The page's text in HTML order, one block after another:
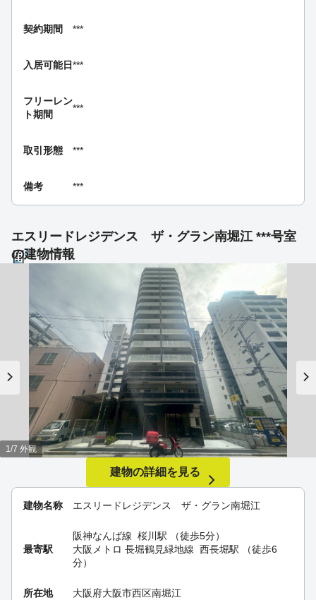
契約期間 ***
入居可能日***
フリーレン
ト期間
***
取引形態 ***
備考 ***
エスリードレジデンス ザ・グラン南堀江 ***号室
の建物情報
建物名称 エスリードレジデンス ザ・グラン南堀江
最寄駅
阪神なんば線 桜川駅 （徒歩5分）
大阪メトロ 長堀鶴見緑地線 西長堀駅 （徒歩6
分）
所在地 大阪府大阪市西区南堀江
1/7 外観
建物の詳細を見る